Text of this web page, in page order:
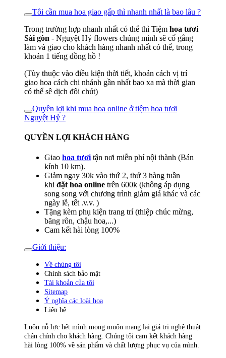
Tôi cần mua hoa giao gấp thì nhanh nhất là bao lâu ?
Trong trường hợp nhanh nhất có thể thì Tiệm hoa tươi
Sài gòn - Nguyệt Hỷ flowers chúng mình sẽ cố gắng
làm và giao cho khách hàng nhanh nhất có thể, trong
khoản 1 tiếng đồng hồ !
(Tùy thuộc vào điều kiện thời tiết, khoản cách vị trí
giao hoa cách chi nhánh gần nhất bao xa mà thời gian
có thể sê dịch đôi chút)
Quyền lợi khi mua hoa online ở tiệm hoa tươi
Nguyệt Hỷ ?
QUYỀN LỢI KHÁCH HÀNG
Giao hoa tươi tận nơi miễn phí nội thành (Bán
kính 10 km).
Giảm ngay 30k vào thứ 2, thứ 3 hàng tuần
khi đặt hoa online trên 600k (không áp dụng
song song với chương trình giảm giá khác và các
ngày lễ, tết .v.v. )
Tặng kèm phụ kiện trang trí (thiệp chúc mừng,
băng rôn, chậu hoa,...)
Cam kết hài lòng 100%
Giới thiệu:
Về chúng tôi
Chính sách bảo mật
Tài khoản của tôi
Sitemap
Ý nghĩa các loài hoa
Liên hệ
Luôn nỗ lực hết mình mong muốn mang lại giá trị nghệ thuật
chân chính cho khách hàng. Chúng tôi cam kết khách hàng
hài lòng 100% về sản phẩm và chất lượng phục vụ của mình.